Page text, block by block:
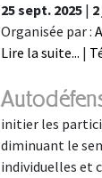
25 sept. 2025 |
Organisée par :
Lire la suite... |
initier les
diminuant le
individuelles et